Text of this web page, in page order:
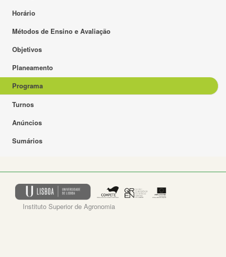
Horário
Métodos de Ensino e Avaliação
Objetivos
Planeamento
Programa
Turnos
Anúncios
Sumários
Instituto Superior de Agronomia